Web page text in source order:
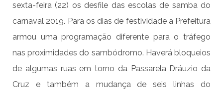
sexta-feira (22) os desfile das escolas de samba do
carnaval 2019. Para os dias de festividade a Prefeitura
armou uma programação diferente para o tráfego
nas proximidades do sambódromo. Haverá bloqueios
de algumas ruas em torno da Passarela Dráuzio da
Cruz e também a mudança de seis linhas do